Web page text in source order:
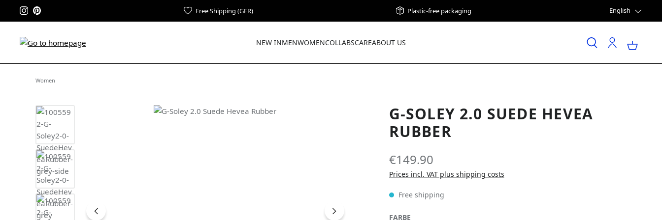
Free Shipping (GER) Plastic-free packaging English
NEW INMENWOMENCOLLABSCAREABOUT US
Women
Skip image gallery
G-SOLEY 2.0 SUEDE HEVEA
RUBBER
€149.90
Prices incl. VAT plus shipping costs
Free shipping
SELECT
FARBE